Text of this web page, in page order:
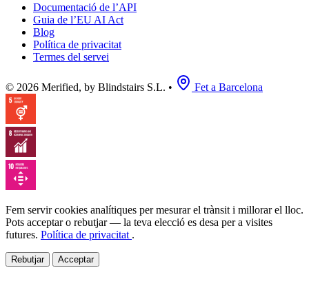
Documentació de l’API
Guia de l’EU AI Act
Blog
Política de privacitat
Termes del servei
© 2026 Merified, by Blindstairs S.L. • Fet a Barcelona
Fem servir cookies analítiques per mesurar el trànsit i millorar el lloc.
Pots acceptar o rebutjar — la teva elecció es desa per a visites
futures. Política de privacitat .
Rebutjar Acceptar